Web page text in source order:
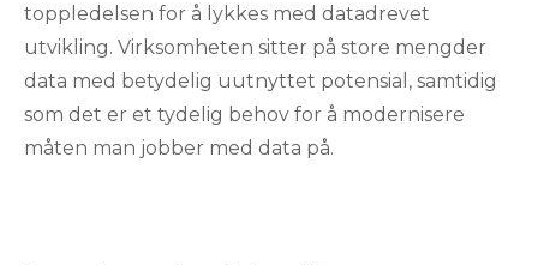
toppledelsen for å lykkes med datadrevet
utvikling. Virksomheten sitter på store mengder
data med betydelig uutnyttet potensial, samtidig
som det er et tydelig behov for å modernisere
måten man jobber med data på.